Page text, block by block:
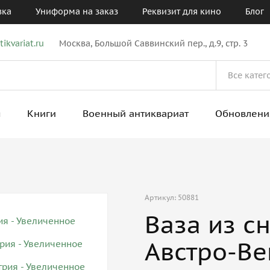
Униформа на заказ Реквизит для кино Блог
Москва, Большой Саввинский пер., д.9, стр. 3
Книги Военный антиквариат
Артикул: 50881
Ваза из
Австро-